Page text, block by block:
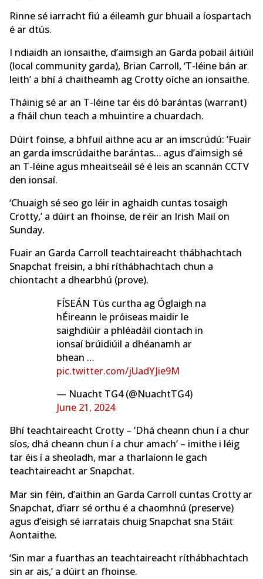
Rinne sé iarracht fiú a éileamh gur bhuail a íospartach
é ar dtús.
I ndiaidh an ionsaithe, d’aimsigh an Garda pobail áitiúil
(local community garda), Brian Carroll, ‘T-léine bán ar
leith’ a bhí á chaitheamh ag Crotty oíche an ionsaithe.
Tháinig sé ar an T-léine tar éis dó barántas (warrant)
a fháil chun teach a mhuintire a chuardach.
Dúirt foinse, a bhfuil aithne acu ar an imscrúdú: ‘Fuair ​​
an garda imscrúdaithe barántas… agus d’aimsigh sé
an T-léine agus mheaitseáil sé é leis an scannán CCTV
den ionsaí.
‘Chuaigh sé seo go léir in aghaidh cuntas tosaigh
Crotty,’ a dúirt an fhoinse, de réir an Irish Mail on
Sunday.
Fuair ​​an Garda Carroll teachtaireacht thábhachtach
Snapchat freisin, a bhí ríthábhachtach chun a
chiontacht a dhearbhú (prove).
FÍSEÁN Tús curtha ag Óglaigh na
hÉireann le próiseas maidir le
saighdiúir a phléadáil ciontach in
ionsaí brúidiúil a dhéanamh ar
bhean …
pic.twitter.com/jUadYJie9M
— Nuacht TG4 (@NuachtTG4)
June 21, 2024
Bhí teachtaireacht Crotty – ‘Dhá cheann chun í a chur
síos, dhá cheann chun í a chur amach’ – imithe i léig
tar éis í a sheoladh, mar a tharlaíonn le gach
teachtaireacht ar Snapchat.
Mar sin féin, d’aithin an Garda Carroll cuntas Crotty ar
Snapchat, d’iarr sé orthu é a chaomhnú (preserve)
agus d’eisigh sé iarratais chuig Snapchat sna Stáit
Aontaithe.
‘Sin mar a fuarthas an teachtaireacht ríthábhachtach
sin ar ais,’ a dúirt an fhoinse.